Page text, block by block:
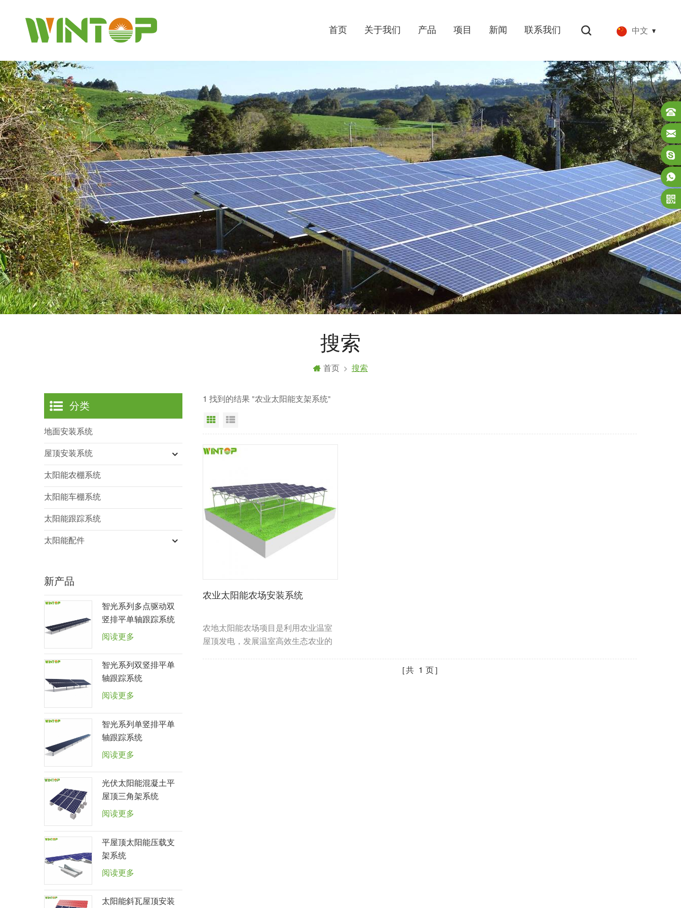
中文
首页 关于我们 产品 项目 新闻 联系我们
搜索
首页 搜索
1 找到的结果 "农业太阳能支架系统"
网格视图
农业太阳能农场安装系统
农地太阳能农场项目是利用农业温室
屋顶发电，发展温室高效生态农业的
共
1 页
分类
地面安装系统
屋顶安装系统
太阳能农棚系统
太阳能车棚系统
太阳能跟踪系统
太阳能配件
新产品
智光系列多点驱动双
竖排平单轴跟踪系统
阅读更多
智光系列双竖排平单
轴跟踪系统
阅读更多
智光系列单竖排平单
轴跟踪系统
阅读更多
光伏太阳能混凝土平
屋顶三角架系统
阅读更多
平屋顶太阳能压载支
架系统
阅读更多
太阳能斜瓦屋顶安装